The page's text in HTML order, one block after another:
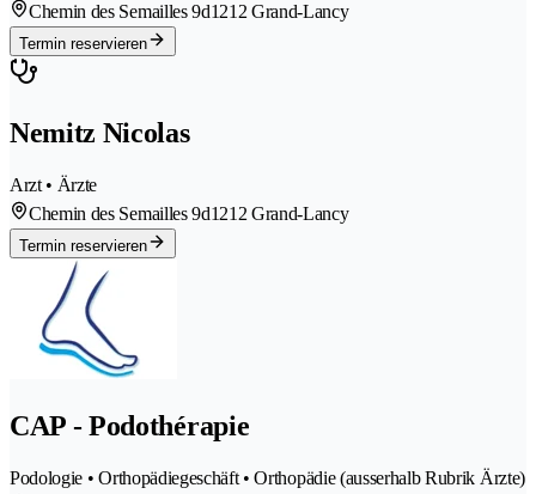
Chemin des Semailles 9d1212 Grand-Lancy
Termin reservieren
Nemitz Nicolas
Arzt • Ärzte
Chemin des Semailles 9d1212 Grand-Lancy
Termin reservieren
CAP - Podothérapie
Podologie • Orthopädiegeschäft • Orthopädie (ausserhalb Rubrik Ärzte)